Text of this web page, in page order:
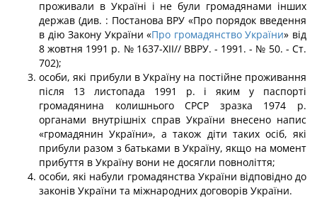
проживали в Україні і не були громадянами інших
держав (див. : Постанова ВРУ «Про порядок введення
в дію За­кону України «Про громадянство України» від
8 жовтня 1991 р. № 1637-ХІІ// ВВРУ. - 1991. - № 50. - Ст.
702);
особи, які прибули в Україну на постійне проживання
після 13 листопада 1991 р. і яким у паспорті
громадянина колишнього СРСР зразка 1974 р.
органами внутрішніх справ України внесено напис
«громадянин України», а також діти таких осіб, які
при­були разом з батьками в Україну, якщо на момент
прибуття в Україну вони не досягли повноліття;
особи, які набули громадянства України відповідно до
законів України та між­народних договорів України.